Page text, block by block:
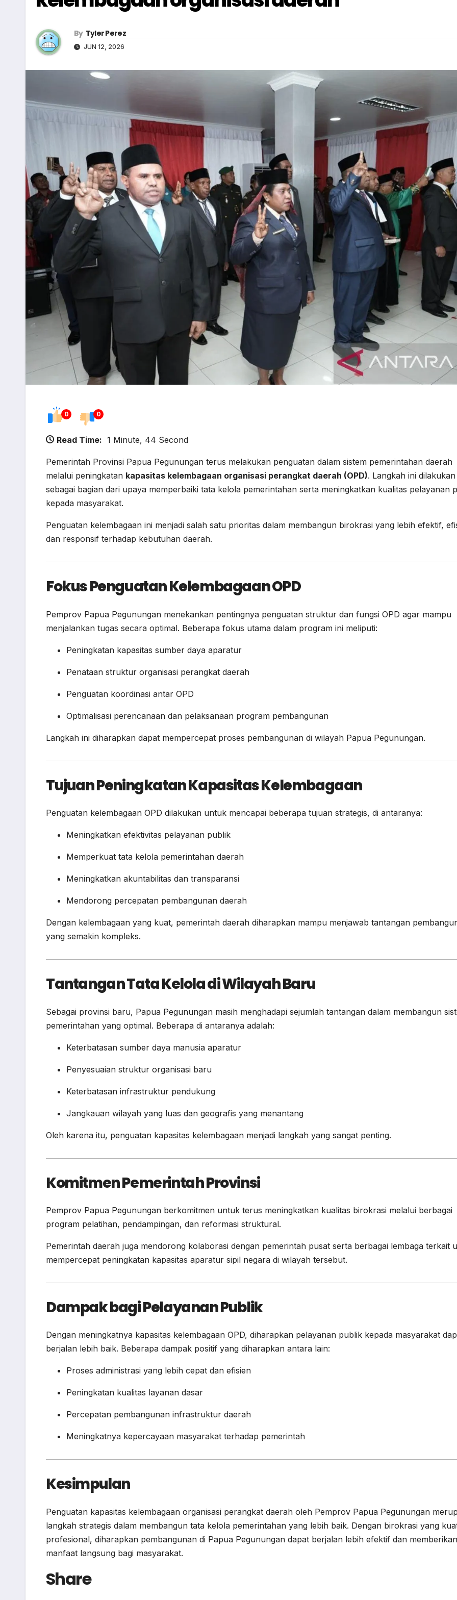
By Tyler Perez
JUN 12, 2026
0 0
Read Time: 1 Minute, 44 Second
Pemerintah Provinsi Papua Pegunungan terus melakukan penguatan dalam sistem pemerintahan daerah
melalui peningkatan kapasitas kelembagaan organisasi perangkat daerah (OPD). Langkah ini dilakukan
sebagai bagian dari upaya memperbaiki tata kelola pemerintahan serta meningkatkan kualitas pelayanan
kepada masyarakat.
Penguatan kelembagaan ini menjadi salah satu prioritas dalam membangun birokrasi yang lebih efektif,
dan responsif terhadap kebutuhan daerah.
Fokus Penguatan Kelembagaan OPD
Pemprov Papua Pegunungan menekankan pentingnya penguatan struktur dan fungsi OPD agar mampu
menjalankan tugas secara optimal. Beberapa fokus utama dalam program ini meliputi:
Peningkatan kapasitas sumber daya aparatur
Penataan struktur organisasi perangkat daerah
Penguatan koordinasi antar OPD
Optimalisasi perencanaan dan pelaksanaan program pembangunan
Langkah ini diharapkan dapat mempercepat proses pembangunan di wilayah Papua Pegunungan.
Tujuan Peningkatan Kapasitas Kelembagaan
Penguatan kelembagaan OPD dilakukan untuk mencapai beberapa tujuan strategis, di antaranya:
Meningkatkan efektivitas pelayanan publik
Memperkuat tata kelola pemerintahan daerah
Meningkatkan akuntabilitas dan transparansi
Mendorong percepatan pembangunan daerah
Dengan kelembagaan yang kuat, pemerintah daerah diharapkan mampu menjawab tantangan
yang semakin kompleks.
Tantangan Tata Kelola di Wilayah Baru
Sebagai provinsi baru, Papua Pegunungan masih menghadapi sejumlah tantangan dalam membangun
pemerintahan yang optimal. Beberapa di antaranya adalah:
Keterbatasan sumber daya manusia aparatur
Penyesuaian struktur organisasi baru
Keterbatasan infrastruktur pendukung
Jangkauan wilayah yang luas dan geografis yang menantang
Oleh karena itu, penguatan kapasitas kelembagaan menjadi langkah yang sangat penting.
Komitmen Pemerintah Provinsi
Pemprov Papua Pegunungan berkomitmen untuk terus meningkatkan kualitas birokrasi melalui berbagai
program pelatihan, pendampingan, dan reformasi struktural.
Pemerintah daerah juga mendorong kolaborasi dengan pemerintah pusat serta berbagai lembaga terkait
mempercepat peningkatan kapasitas aparatur sipil negara di wilayah tersebut.
Dampak bagi Pelayanan Publik
Dengan meningkatnya kapasitas kelembagaan OPD, diharapkan pelayanan publik kepada masyarakat
berjalan lebih baik. Beberapa dampak positif yang diharapkan antara lain:
Proses administrasi yang lebih cepat dan efisien
Peningkatan kualitas layanan dasar
Percepatan pembangunan infrastruktur daerah
Meningkatnya kepercayaan masyarakat terhadap pemerintah
Kesimpulan
Penguatan kapasitas kelembagaan organisasi perangkat daerah oleh Pemprov Papua Pegunungan
langkah strategis dalam membangun tata kelola pemerintahan yang lebih baik. Dengan birokrasi yang
profesional, diharapkan pembangunan di Papua Pegunungan dapat berjalan lebih efektif dan memberikan
manfaat langsung bagi masyarakat.
Share